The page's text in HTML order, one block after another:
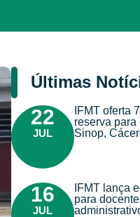
Últimas
22
JUL
IFMT oferta
reserva para
Sinop,
16
JUL
IFMT lança
para